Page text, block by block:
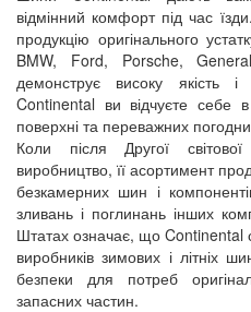
відмінний комфорт під час
продукцію оригінального
BMW, Ford, Porsche,
демонструє високу якість
Continental ви відчуєте себе
поверхні та переважних
Коли після Другої
виробництво, її асортимент
безкамерних шин і
зливань і поглинань інших
Штатах означає, що Continental
виробників зимових і літніх
безпеки для потреб
запасних частин.